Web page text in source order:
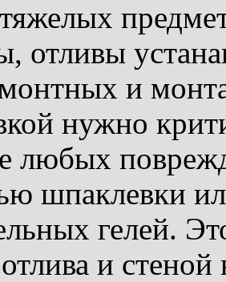
отливы
и
нужно
любых
шпаклевки
гелей.
и стеной